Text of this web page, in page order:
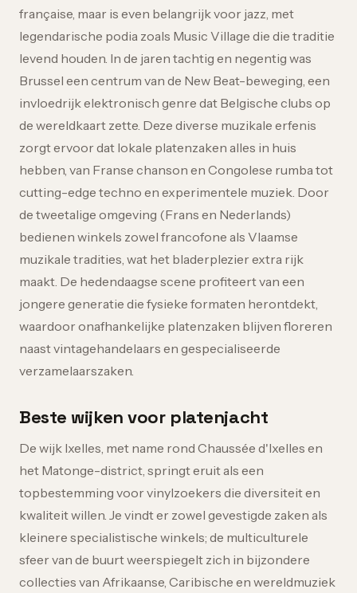
française, maar is even belangrijk voor jazz, met
legendarische podia zoals Music Village die die traditie
levend houden. In de jaren tachtig en negentig was
Brussel een centrum van de New Beat-beweging, een
invloedrijk elektronisch genre dat Belgische clubs op
de wereldkaart zette. Deze diverse muzikale erfenis
zorgt ervoor dat lokale platenzaken alles in huis
hebben, van Franse chanson en Congolese rumba tot
cutting-edge techno en experimentele muziek. Door
de tweetalige omgeving (Frans en Nederlands)
bedienen winkels zowel francofone als Vlaamse
muzikale tradities, wat het bladerplezier extra rijk
maakt. De hedendaagse scene profiteert van een
jongere generatie die fysieke formaten herontdekt,
waardoor onafhankelijke platenzaken blijven floreren
naast vintagehandelaars en gespecialiseerde
verzamelaarszaken.
Beste wijken voor platenjacht
De wijk Ixelles, met name rond Chaussée d'Ixelles en
het Matonge-district, springt eruit als een
topbestemming voor vinylzoekers die diversiteit en
kwaliteit willen. Je vindt er zowel gevestigde zaken als
kleinere specialistische winkels; de multiculturele
sfeer van de buurt weerspiegelt zich in bijzondere
collecties van Afrikaanse, Caribische en wereldmuziek